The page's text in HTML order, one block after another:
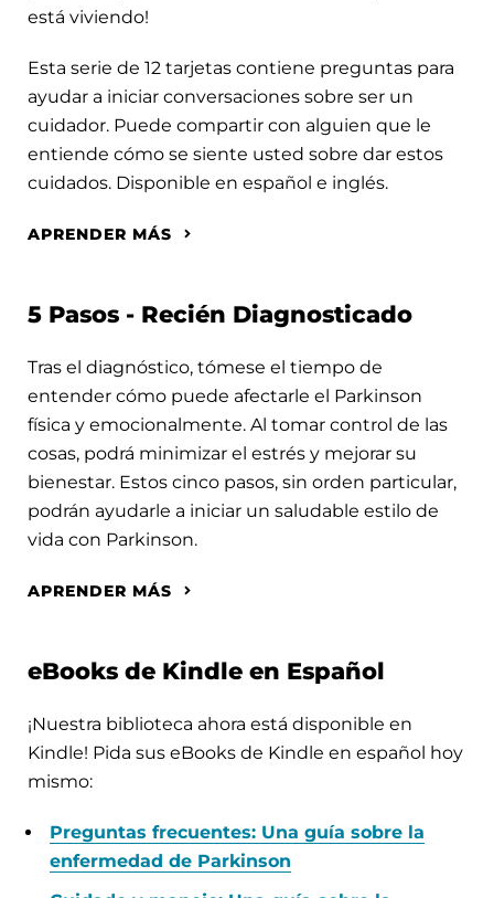
está viviendo!
Esta serie de 12 tarjetas contiene preguntas para
ayudar a iniciar conversaciones sobre ser un
cuidador. Puede compartir con alguien que le
entiende cómo se siente usted sobre dar estos
cuidados. Disponible en español e inglés.
APRENDER MÁS
5 Pasos - Recién Diagnosticado
Tras el diagnóstico, tómese el tiempo de
entender cómo puede afectarle el Parkinson
física y emocionalmente. Al tomar control de las
cosas, podrá minimizar el estrés y mejorar su
bienestar. Estos cinco pasos, sin orden particular,
podrán ayudarle a iniciar un saludable estilo de
vida con Parkinson.
APRENDER MÁS
eBooks de Kindle en Español
¡Nuestra biblioteca ahora está disponible en
Kindle! Pida sus eBooks de Kindle en español hoy
mismo:
Preguntas frecuentes: Una guía sobre la
enfermedad de Parkinson